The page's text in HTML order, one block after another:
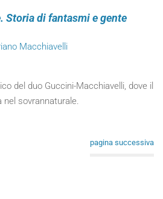
Storia di fantasmi e gente
Macchiavelli
del duo Guccini-Macchiavelli, dove il
sovrannaturale.
pagina successiva